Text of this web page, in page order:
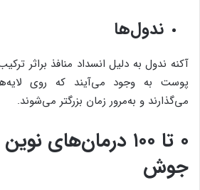
ندول‌ها
آکنه ندول به دلیل انسداد منافذ براثر
پوست به وجود می‌آیند که روی
می‌گذارند و به‌مرور زمان بزرگتر می‌شوند.
۰ تا ۱۰۰
جوش